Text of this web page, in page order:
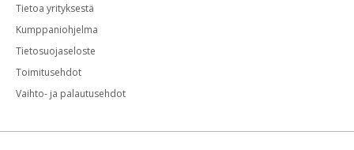
Tietoa yrityksestä
Kumppaniohjelma
Tietosuojaseloste
Toimitusehdot
Vaihto- ja palautusehdot